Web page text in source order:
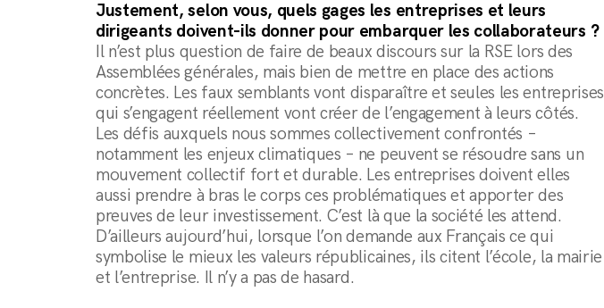
Justement, selon vous, quels gages les entreprises et leurs
dirigeants doivent-ils donner pour embarquer les collaborateurs ?
Il n’est plus question de faire de beaux discours sur la RSE lors des
Assemblées générales, mais bien de mettre en place des actions
concrètes. Les faux semblants vont disparaître et seules les entreprises
qui s’engagent réellement vont créer de l’engagement à leurs côtés.
Les défis auxquels nous sommes collectivement confrontés –
notamment les enjeux climatiques – ne peuvent se résoudre sans un
mouvement collectif fort et durable. Les entreprises doivent elles
aussi prendre à bras le corps ces problématiques et apporter des
preuves de leur investissement. C’est là que la société les attend.
D’ailleurs aujourd’hui, lorsque l’on demande aux Français ce qui
symbolise le mieux les valeurs républicaines, ils citent l’école, la mairie
et l’entreprise. Il n’y a pas de hasard.